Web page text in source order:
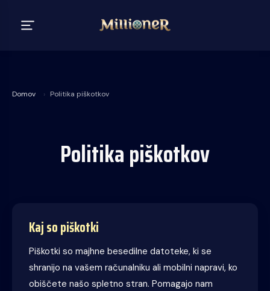
Domov › Politika piškotkov
Politika piškotkov
Kaj so piškotki
Piškotki so majhne besedilne datoteke, ki se
shranijo na vašem računalniku ali mobilni napravi, ko
obiščete našo spletno stran. Pomagajo nam